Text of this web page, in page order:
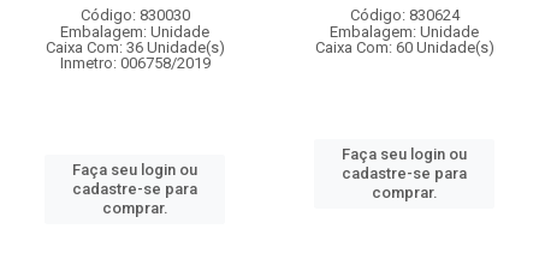
Código: 830030
Embalagem: Unidade
Caixa Com: 36 Unidade(s)
Inmetro: 006758/2019
Faça seu login ou
cadastre-se para
comprar.
Código: 830624
Embalagem: Unidade
Caixa Com: 60 Unidade(s)
Faça seu login ou
cadastre-se para
comprar.